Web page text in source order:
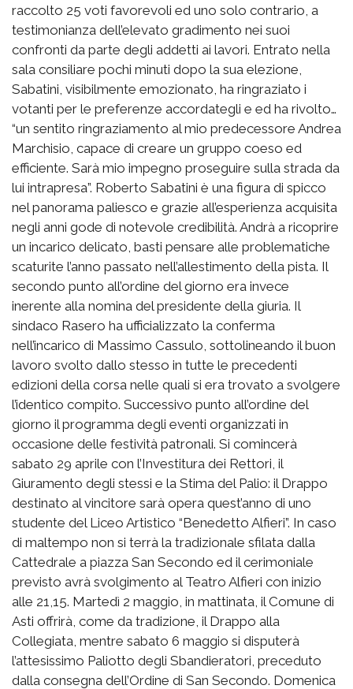
raccolto 25 voti favorevoli ed uno solo contrario, a
testimonianza dell’elevato gradimento nei suoi
confronti da parte degli addetti ai lavori. Entrato nella
sala consiliare pochi minuti dopo la sua elezione,
Sabatini, visibilmente emozionato, ha ringraziato i
votanti per le preferenze accordategli e ed ha rivolto…
“un sentito ringraziamento al mio predecessore Andrea
Marchisio, capace di creare un gruppo coeso ed
efficiente. Sarà mio impegno proseguire sulla strada da
lui intrapresa”. Roberto Sabatini è una figura di spicco
nel panorama paliesco e grazie all’esperienza acquisita
negli anni gode di notevole credibilità. Andrà a ricoprire
un incarico delicato, basti pensare alle problematiche
scaturite l’anno passato nell’allestimento della pista. Il
secondo punto all’ordine del giorno era invece
inerente alla nomina del presidente della giuria. Il
sindaco Rasero ha ufficializzato la conferma
nell’incarico di Massimo Cassulo, sottolineando il buon
lavoro svolto dallo stesso in tutte le precedenti
edizioni della corsa nelle quali si era trovato a svolgere
l’identico compito. Successivo punto all’ordine del
giorno il programma degli eventi organizzati in
occasione delle festività patronali. Si comincerà
sabato 29 aprile con l’Investitura dei Rettori, il
Giuramento degli stessi e la Stima del Palio: il Drappo
destinato al vincitore sarà opera quest’anno di uno
studente del Liceo Artistico “Benedetto Alfieri”. In caso
di maltempo non si terrà la tradizionale sfilata dalla
Cattedrale a piazza San Secondo ed il cerimoniale
previsto avrà svolgimento al Teatro Alfieri con inizio
alle 21,15. Martedì 2 maggio, in mattinata, il Comune di
Asti offrirà, come da tradizione, il Drappo alla
Collegiata, mentre sabato 6 maggio si disputerà
l’attesissimo Paliotto degli Sbandieratori, preceduto
dalla consegna dell’Ordine di San Secondo. Domenica